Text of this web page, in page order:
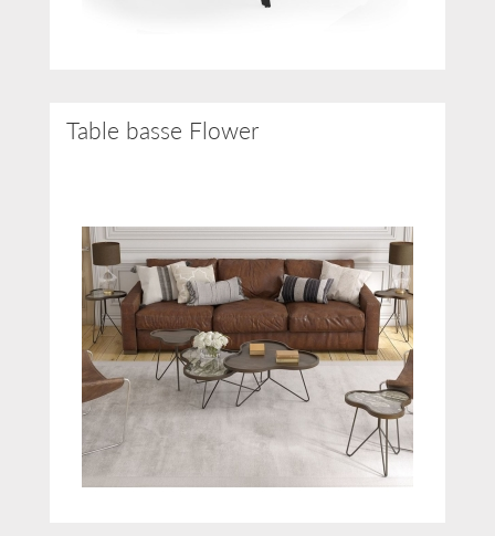
Table basse Flower